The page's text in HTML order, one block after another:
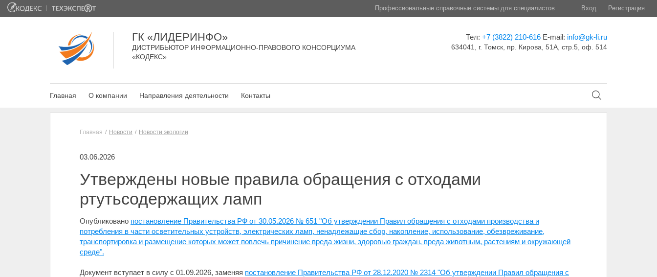
Профессиональные справочные системы для специалистов Вход Регистрация
ГК «ЛИДЕРИНФО»
ДИСТРИБЬЮТОР ИНФОРМАЦИОННО-ПРАВОВОГО КОНСОРЦИУМА
«КОДЕКС»
Тел: +7 (3822) 210-616 E-mail: info@gk-li.ru
634041, г. Томск, пр. Кирова, 51А, стр.5, оф. 514
Главная О компании Направления деятельности Контакты
Главная Новости Новости экологии
03.06.2026
Утверждены новые правила обращения с отходами
ртутьсодержащих ламп
Опубликовано постановление Правительства РФ от 30.05.2026 № 651 "Об утверждении Правил обращения с отходами производства и
потребления в части осветительных устройств, электрических ламп, ненадлежащие сбор, накопление, использование, обезвреживание,
транспортировка и размещение которых может повлечь причинение вреда жизни, здоровью граждан, вреда животным, растениям и окружающей
среде".
Документ вступает в силу с 01.09.2026, заменяя постановление Правительства РФ от 28.12.2020 № 2314 "Об утверждении Правил обращения с